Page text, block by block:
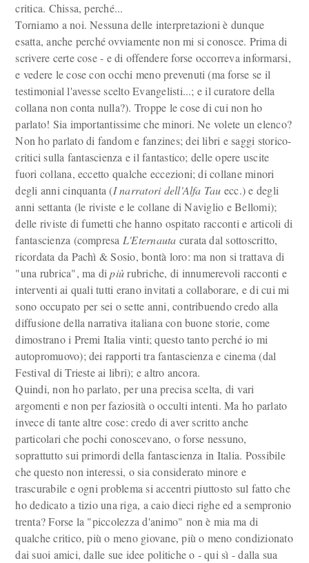
critica. Chissa, perché...
Torniamo a noi. Nessuna delle interpretazioni è dunque
esatta, anche perché ovviamente non mi si conosce. Prima di
scrivere certe cose - e di offendere forse occorreva informarsi,
e vedere le cose con occhi meno prevenuti (ma forse se il
testimonial l'avesse scelto Evangelisti...; e il curatore della
collana non conta nulla?). Troppe le cose di cui non ho
parlato! Sia importantissime che minori. Ne volete un elenco?
Non ho parlato di fandom e fanzines; dei libri e saggi storico-
critici sulla fantascienza e il fantastico; delle opere uscite
fuori collana, eccetto qualche eccezioni; di collane minori
degli anni cinquanta (I narratori dell'Alfa Tau ecc.) e degli
anni settanta (le riviste e le collane di Naviglio e Bellomi);
delle riviste di fumetti che hanno ospitato racconti e articoli di
fantascienza (compresa L'Eternauta curata dal sottoscritto,
ricordata da Pachì & Sosio, bontà loro: ma non si trattava di
"una rubrica", ma dipiùrubriche, di innumerevoli racconti e
interventi ai quali tutti erano invitati a collaborare, e di cui mi
sono occupato per sei o sette anni, contribuendo credo alla
diffusione della narrativa italiana con buone storie, come
dimostrano i Premi Italia vinti; questo tanto perché io mi
autopromuovo); dei rapporti tra fantascienza e cinema (dal
Festival di Trieste ai libri); e altro ancora.
Quindi, non ho parlato, per una precisa scelta, di vari
argomenti e non per faziosità o occulti intenti. Ma ho parlato
invece di tante altre cose: credo di aver scritto anche
particolari che pochi conoscevano, o forse nessuno,
soprattutto sui primordi della fantascienza in Italia. Possibile
che questo non interessi, o sia considerato minore e
trascurabile e ogni problema si accentri piuttosto sul fatto che
ho dedicato a tizio una riga, a caio dieci righe ed a sempronio
trenta? Forse la "piccolezza d'animo" non è mia ma di
qualche critico, più o meno giovane, più o meno condizionato
dai suoi amici, dalle sue idee politiche o - qui sì - dalla sua